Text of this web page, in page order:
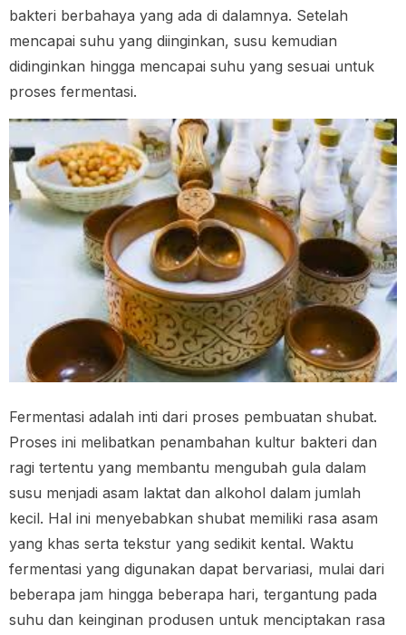
bakteri berbahaya yang ada di dalamnya. Setelah
mencapai suhu yang diinginkan, susu kemudian
didinginkan hingga mencapai suhu yang sesuai untuk
proses fermentasi.
Fermentasi adalah inti dari proses pembuatan shubat.
Proses ini melibatkan penambahan kultur bakteri dan
ragi tertentu yang membantu mengubah gula dalam
susu menjadi asam laktat dan alkohol dalam jumlah
kecil. Hal ini menyebabkan shubat memiliki rasa asam
yang khas serta tekstur yang sedikit kental. Waktu
fermentasi yang digunakan dapat bervariasi, mulai dari
beberapa jam hingga beberapa hari, tergantung pada
suhu dan keinginan produsen untuk menciptakan rasa